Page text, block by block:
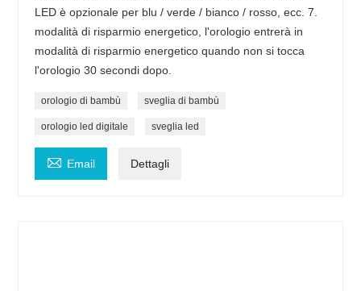
LED è opzionale per blu / verde / bianco / rosso, ecc. 7.
modalità di risparmio energetico, l'orologio entrerà in
modalità di risparmio energetico quando non si tocca
l'orologio 30 secondi dopo.
orologio di bambù sveglia di bambù
orologio led digitale sveglia led
 Email Dettagli